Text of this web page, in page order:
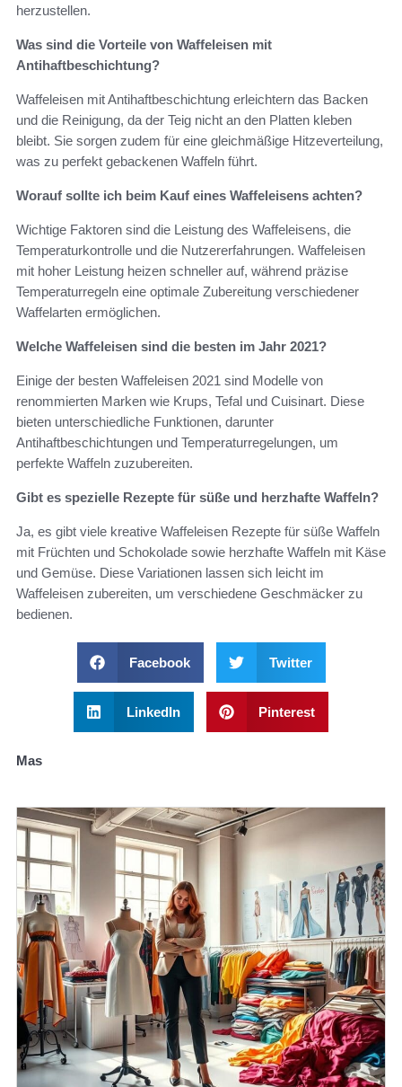
herzustellen.
Was sind die Vorteile von Waffeleisen mit
Antihaftbeschichtung?
Waffeleisen mit Antihaftbeschichtung erleichtern das Backen
und die Reinigung, da der Teig nicht an den Platten kleben
bleibt. Sie sorgen zudem für eine gleichmäßige Hitzeverteilung,
was zu perfekt gebackenen Waffeln führt.
Worauf sollte ich beim Kauf eines Waffeleisens achten?
Wichtige Faktoren sind die Leistung des Waffeleisens, die
Temperaturkontrolle und die Nutzererfahrungen. Waffeleisen
mit hoher Leistung heizen schneller auf, während präzise
Temperaturregeln eine optimale Zubereitung verschiedener
Waffelarten ermöglichen.
Welche Waffeleisen sind die besten im Jahr 2021?
Einige der besten Waffeleisen 2021 sind Modelle von
renommierten Marken wie Krups, Tefal und Cuisinart. Diese
bieten unterschiedliche Funktionen, darunter
Antihaftbeschichtungen und Temperaturregelungen, um
perfekte Waffeln zuzubereiten.
Gibt es spezielle Rezepte für süße und herzhafte Waffeln?
Ja, es gibt viele kreative Waffeleisen Rezepte für süße Waffeln
mit Früchten und Schokolade sowie herzhafte Waffeln mit Käse
und Gemüse. Diese Variationen lassen sich leicht im
Waffeleisen zubereiten, um verschiedene Geschmäcker zu
bedienen.
Facebook Twitter
LinkedIn Pinterest
Mas